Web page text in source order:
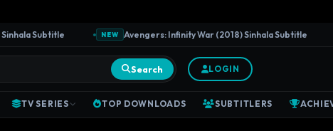
Subtitle NEW Avengers: Infinity War (2018) Sinhala Subtitle
Search LOGIN
TV SERIES TOP DOWNLOADS SUBTITLERS